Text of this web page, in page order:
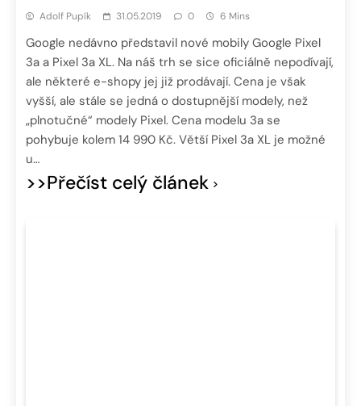
Adolf Pupík 31.05.2019 0 6 Mins
Google nedávno představil nové mobily Google Pixel
3a a Pixel 3a XL. Na náš trh se sice oficiálně nepodívají,
ale některé e-shopy jej již prodávají. Cena je však
vyšší, ale stále se jedná o dostupnější modely, než
„plnotučné“ modely Pixel. Cena modelu 3a se
pohybuje kolem 14 990 Kč. Větší Pixel 3a XL je možné
u…
>>Přečíst celý článek